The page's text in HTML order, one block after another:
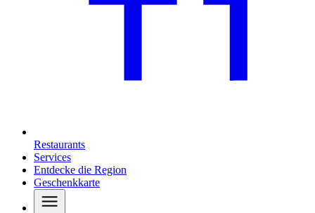
Restaurants
Services
Entdecke die Region
Geschenkkarte